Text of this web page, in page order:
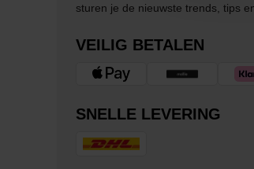
sturen je de nieuwste trends, tips
VEILIG BETALEN
SNELLE LEVERING